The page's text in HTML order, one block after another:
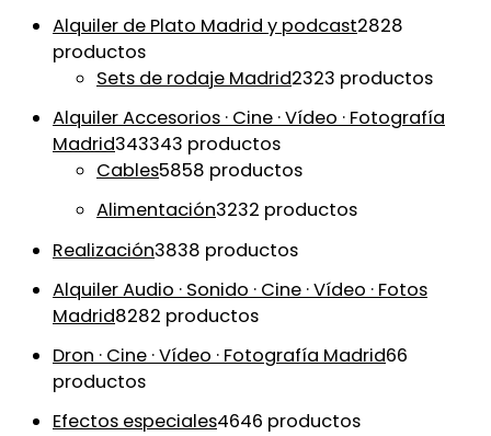
Alquiler de Plato Madrid y podcast2828
productos
Sets de rodaje Madrid2323 productos
Alquiler Accesorios · Cine · Vídeo · Fotografía
Madrid343343 productos
Cables5858 productos
Alimentación3232 productos
Realización3838 productos
Alquiler Audio · Sonido · Cine · Vídeo · Fotos
Madrid8282 productos
Dron · Cine · Vídeo · Fotografía Madrid66
productos
Efectos especiales4646 productos